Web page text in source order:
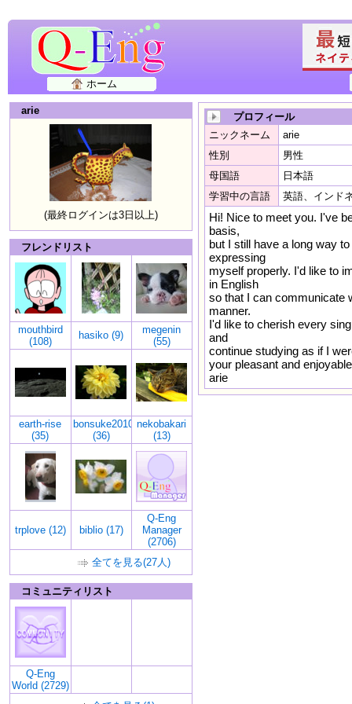
ホーム
arie
(最終ログインは3日以上)
フレンドリスト
mouthbird
(108)
hasiko (9)
megenin
(55)
earth-rise
(35)
bonsuke2010
(36)
nekobakari
(13)
trplove (12) biblio (17)
Q-Eng
Manager
(2706)
全てを見る(27人)
コミュニティリスト
Q-Eng
World (2729)
プロフィール
ニックネーム
arie
性別
男性
母国語
日本語
学習中の言語
英語、インド
Hi! Nice to meet you. I've
basis,
but I still have a long way
expressing
myself properly. I'd like to
in English
so that I can communicate
manner.
I'd like to cherish every
and
continue studying as if I
your pleasant and
arie